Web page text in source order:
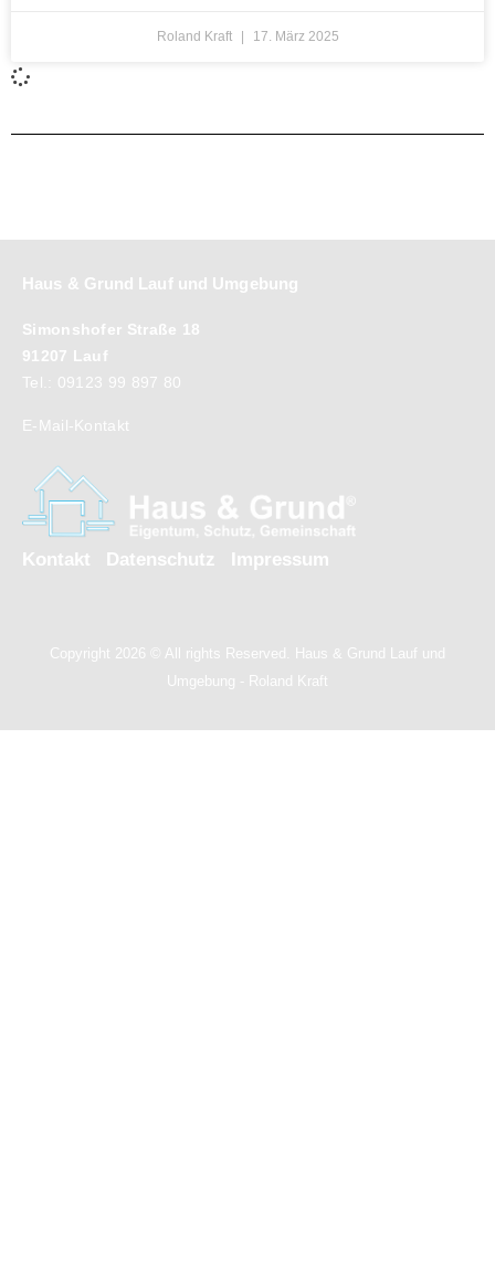
Roland Kraft 17. März 2025
Haus & Grund Lauf und Umgebung
Simonshofer Straße 18
91207 Lauf
Tel.: 09123 99 897 80
E-Mail-Kontakt
Kontakt Datenschutz Impressum
Copyright 2026 © All rights Reserved. Haus & Grund Lauf und
Umgebung - Roland Kraft